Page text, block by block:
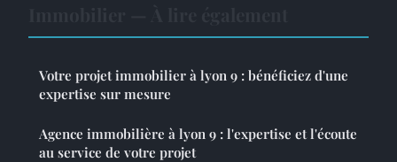
Votre projet immobilier à lyon 9 : bénéficiez d'une
expertise sur mesure
Agence immobilière à lyon 9 : l'expertise et l'écoute
au service de votre projet